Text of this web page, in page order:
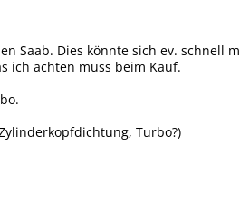
Saab. Dies könnte sich ev. schnell
ich achten muss beim Kauf.
Turbo?)